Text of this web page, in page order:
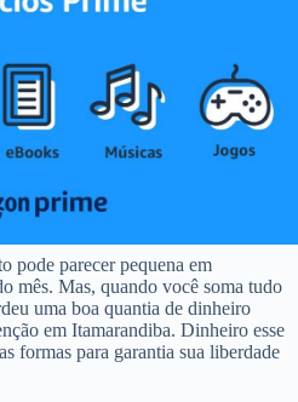
pode parecer pequena em
mês. Mas, quando você soma tudo
uma boa quantia de dinheiro
em Itamarandiba. Dinheiro esse
formas para garantia sua liberdade